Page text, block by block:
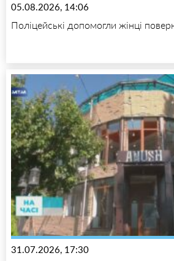
05.08.2026, 14:06
Поліцейські допомогли жінці
31.07.2026, 17:30